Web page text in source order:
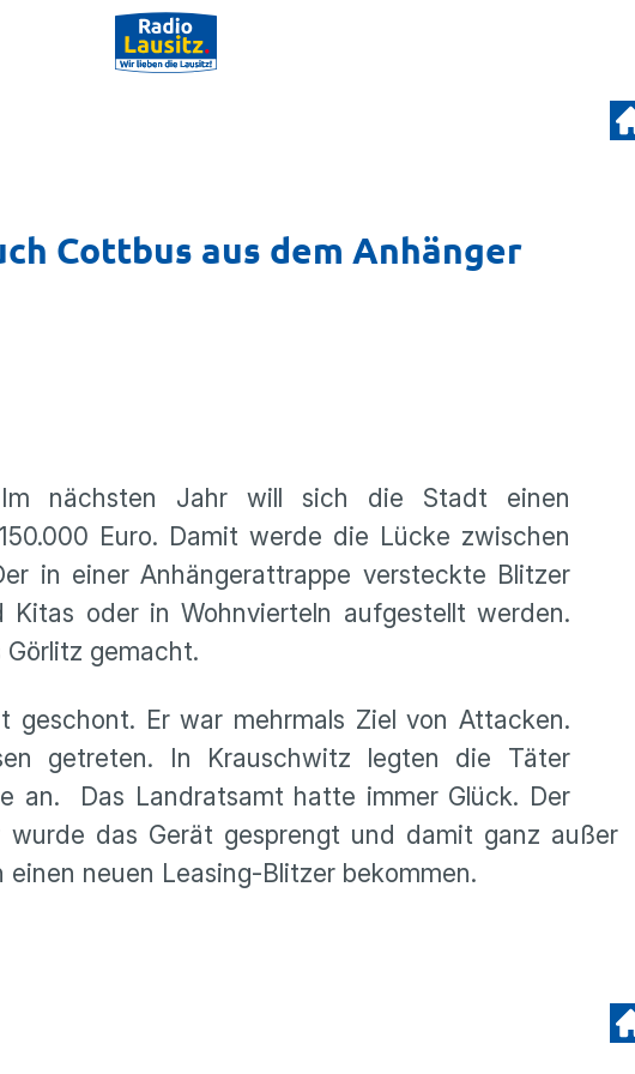
Cottbus aus dem Anhänger
nächsten Jahr will sich die Stadt einen
Euro. Damit werde die Lücke zwischen
in einer Anhängerattrappe versteckte Blitzer
oder in Wohnvierteln aufgestellt werden.
gemacht.
Er war mehrmals Ziel von Attacken.
getreten. In Krauschwitz legten die Täter
an. Das Landratsamt hatte immer Glück. Der
das Gerät gesprengt und damit ganz außer
neuen Leasing-Blitzer bekommen.